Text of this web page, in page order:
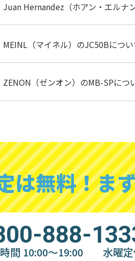
Juan Hernandez（ホアン・エルナン
MEINL（マイネル）のJC50Bについ
ZENON（ゼンオン）のMB-SPにつ
は無料！ま
888-
間 10:00～19:00 水曜